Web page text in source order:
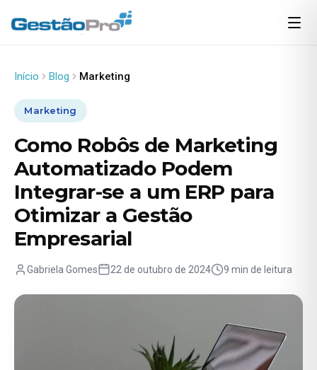
Início Blog Marketing
Marketing
Como Robôs de Marketing
Automatizado Podem
Integrar-se a um ERP para
Otimizar a Gestão
Empresarial
Gabriela Gomes 22 de outubro de 2024 9 min de leitura